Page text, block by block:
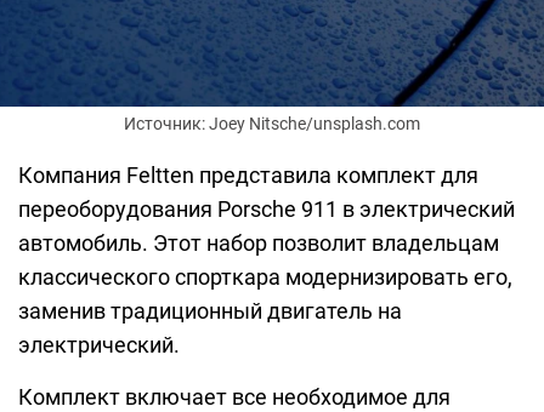
Источник: Joey Nitsche/unsplash.com
Компания Feltten представила комплект для
переоборудования Porsche 911 в электрический
автомобиль. Этот набор позволит владельцам
классического спорткара модернизировать его,
заменив традиционный двигатель на
электрический.
Комплект включает все необходимое для